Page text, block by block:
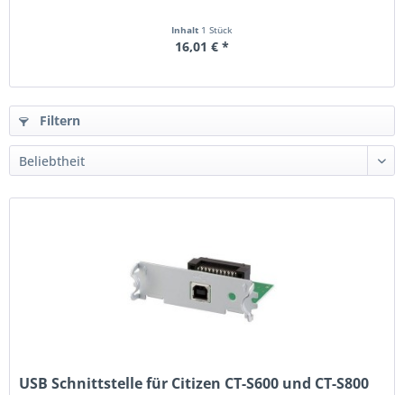
Inhalt 1 Stück
16,01 € *
Filtern
USB Schnittstelle für Citizen CT-S600 und CT-S800